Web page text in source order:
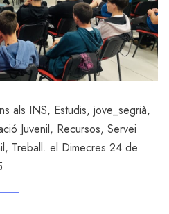
als INS, Estudis, jove_segrià,
Juvenil, Recursos, Servei
, Treball. el Dimecres 24 de